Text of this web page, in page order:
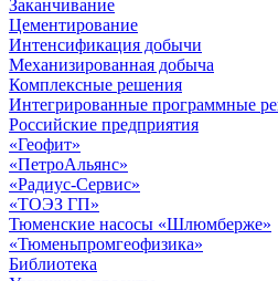
Заканчивание
Цементирование
Интенсификация добычи
Механизированная добыча
Комплексные решения
Интегрированные программные
Российские предприятия
«Геофит»
«ПетроАльянс»
«Радиус-Сервис»
«ТОЭЗ ГП»
Тюменские насосы «Шлюмберже»
«Тюменьпромгеофизика»
Библиотека